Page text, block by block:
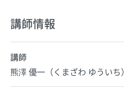
講師情報
講師
熊澤 優一（くまざわ ゆういち）